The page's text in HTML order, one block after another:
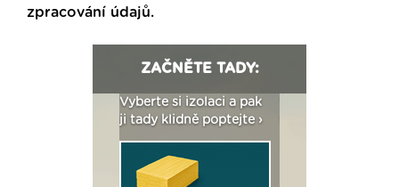
zpracování údajů.
ZAČNĚTE TADY:
Vyberte si izolaci a pak
ji tady klidně poptejte ›